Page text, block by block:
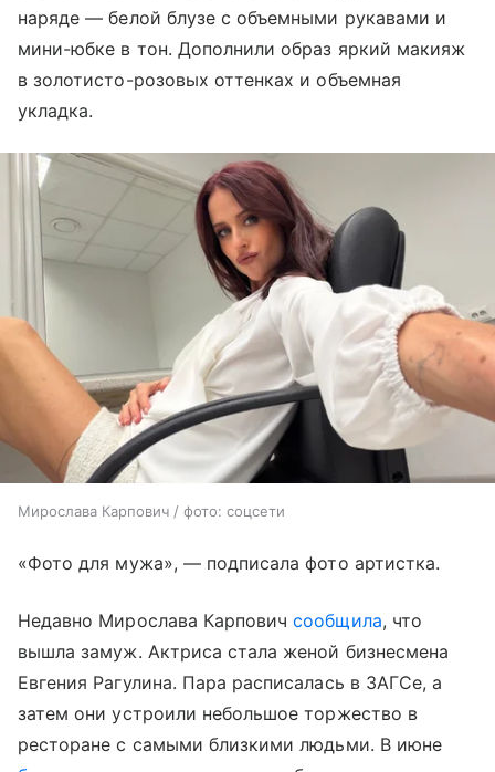
наряде — белой блузе с объемными рукавами и
мини-юбке в тон. Дополнили образ яркий макияж
в золотисто-розовых оттенках и объемная
укладка.
Мирослава Карпович / фото: соцсети
«Фото для мужа», — подписала фото артистка.
Недавно Мирослава Карповичсообщила, что
вышла замуж. Актриса стала женой бизнесмена
Евгения Рагулина. Пара расписалась в ЗАГСе, а
затем они устроили небольшое торжество в
ресторане с самыми близкими людьми. В июне